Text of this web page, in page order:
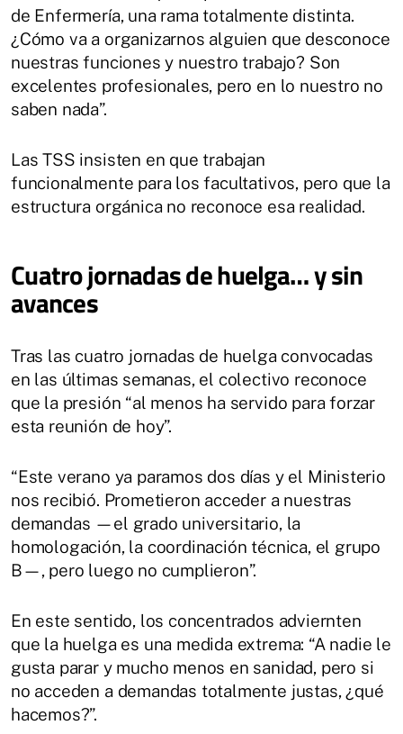
de Enfermería, una rama totalmente distinta.
¿Cómo va a organizarnos alguien que desconoce
nuestras funciones y nuestro trabajo? Son
excelentes profesionales, pero en lo nuestro no
saben nada”.
Las TSS insisten en que trabajan
funcionalmente para los facultativos, pero que la
estructura orgánica no reconoce esa realidad.
Cuatro jornadas de huelga… y sin
avances
Tras las cuatro jornadas de huelga convocadas
en las últimas semanas, el colectivo reconoce
que la presión “al menos ha servido para forzar
esta reunión de hoy”.
“Este verano ya paramos dos días y el Ministerio
nos recibió. Prometieron acceder a nuestras
demandas —el grado universitario, la
homologación, la coordinación técnica, el grupo
B—, pero luego no cumplieron”.
En este sentido, los concentrados adviernten
que la huelga es una medida extrema: “A nadie le
gusta parar y mucho menos en sanidad, pero si
no acceden a demandas totalmente justas, ¿qué
hacemos?”.